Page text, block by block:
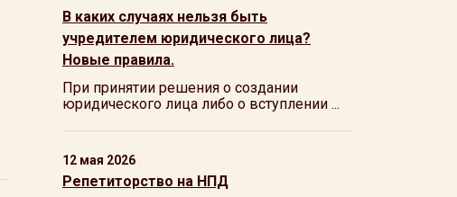
В каких случаях нельзя быть
учредителем юридического лица?
Новые правила.
При принятии решения о создании
юридического лица либо о вступлении ...
12 мая 2026
Репетиторство на НПД